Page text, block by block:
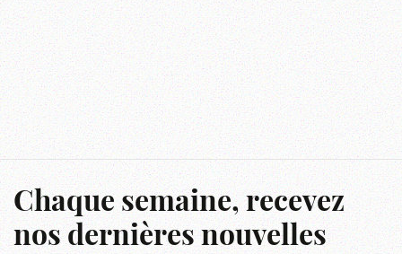
Chaque semaine, recevez
nos dernières nouvelles